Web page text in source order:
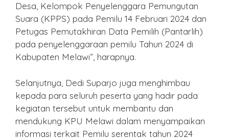
Desa, Kelompok Penyelenggara Pemungutan
Suara (KPPS) pada Pemilu 14 Februari 2024 dan
Petugas Pemutakhiran Data Pemilih (Pantarlih)
pada penyelenggaraan pemilu Tahun 2024 di
Kabupaten Melawi”, harapnya.
Selanjutnya, Dedi Suparjo juga menghimbau
kepada para seluruh peserta yang hadir pada
kegiatan tersebut untuk membantu dan
mendukung KPU Melawi dalam menyampaikan
informasi terkait Pemilu serentak tahun 2024